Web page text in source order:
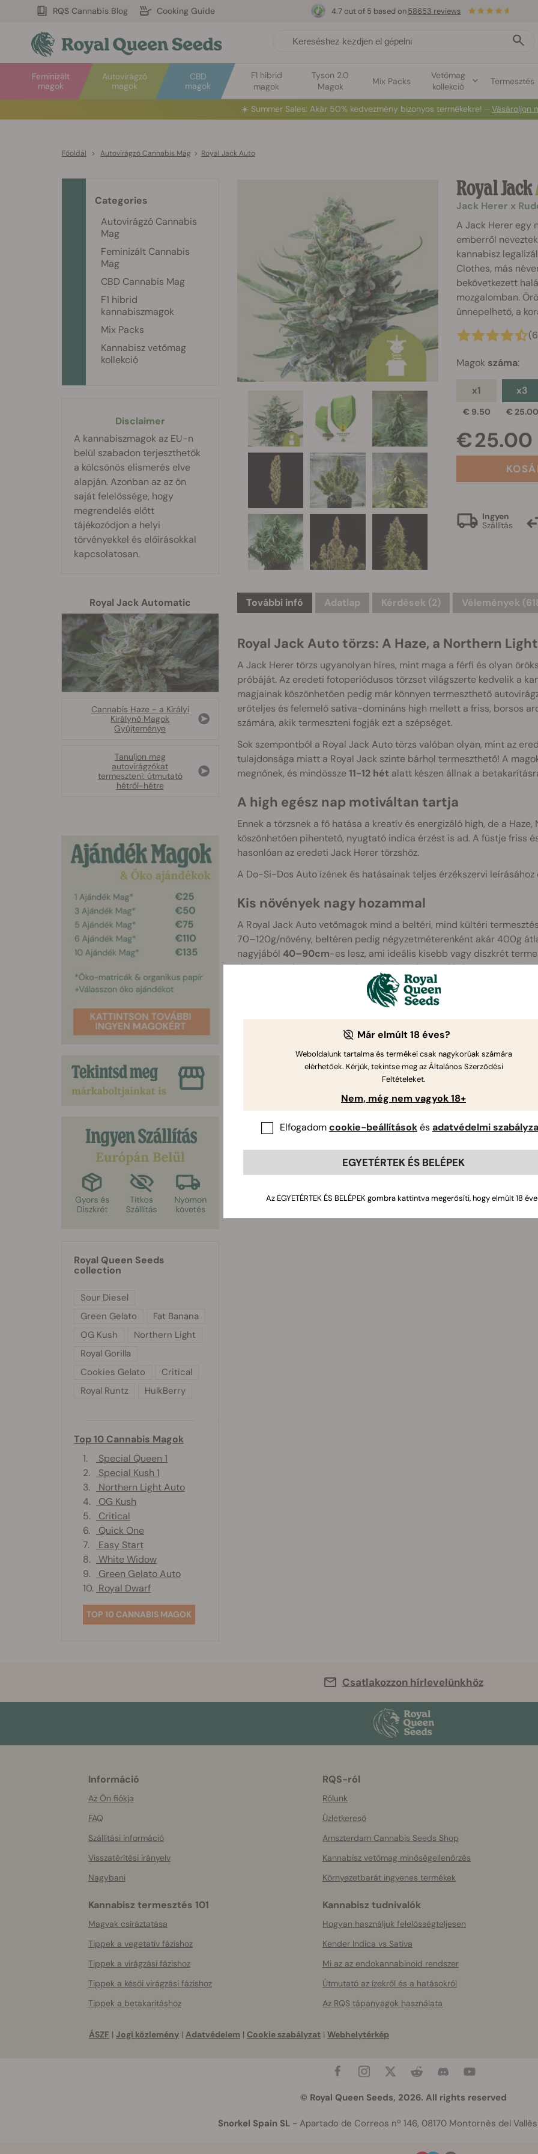
RQS Cannabis Blog Cooking Guide
Autovirágzó
magok
Feminizált
magok
CBD
magok
F1 hibrid
magok
Tyson 2.0
Magok
Mix Packs
Vetőmag
kollekció
Termesztés
4.7 out of 5 based on 58653 reviews
☀️ Summer Sales: Akár 50% kedvezmény bizonyos termékekre! ⏤ Vásároljon
Főoldal > Autovirágzó Cannabis Mag > Royal Jack Auto
Royal Jack
Jack Herer x
A Jack Herer egy
emberről
kannabisz
Clothes, más
bekövetkezett
mozgalomban.
ünnepelhető, a
Magok száma:
x1
€ 9.50
x3
€ 25.00
€ 25.00
Ingyen
Szállítás
További infó Adatlap Kérdések (2) Vélemények
Royal Jack Auto törzs: A Haze, a Northern
A Jack Herer törzs ugyanolyan híres, mint maga a férfi és olyan
próbáját. Az eredeti fotoperiódusos törzset világszerte kedvelik a
magjainak köszönhetően pedig már könnyen termeszthető
erőteljes és felemelő sativa-domináns high mellett a friss, borsos
számára, akik termeszteni fogják ezt a szépséget.
Sok szempontból a Royal Jack Auto törzs valóban olyan, mint az
tulajdonsága miatt a Royal Jack szinte bárhol termeszthető! A
megnőnek, és mindössze11-12 hét alatt készen állnak a
A high egész nap motiváltan tartja
Ennek a törzsnek a fő hatása a kreatív és energizáló high, de a
köszönhetően pihentető, nyugtató indica érzést is ad. A füstje friss
hasonlóan az eredeti Jack Herer törzshöz.
A Do-Si-Dos Auto ízének és hatásainak teljes érzékszervi
Kis növények nagy hozammal
A Royal Jack Auto vetőmagok mind a beltéri, mind kültéri
70–120g/növény, beltéren pedig négyzetméterenként akár 400g
nagyjából 40–90cm-es lesz, ami ideális kisebb vagy diszkrét
tiszteleg Jack Herer, a Kender császára előtt ezekkel a nagyszerű
Categories
Autovirágzó Cannabis
Mag
Feminizált Cannabis
Mag
CBD Cannabis Mag
F1 hibrid
kannabiszmagok
Mix Packs
Kannabisz vetőmag
kollekció
Disclaimer
A kannabiszmagok az EU-n
belül szabadon terjeszthetők
a kölcsönös elismerés elve
alapján. Azonban az az ön
saját felelőssége, hogy
megrendelés előtt
tájékozódjon a helyi
törvényekkel és előírásokkal
kapcsolatosan.
Royal Jack Automatic
Cannabis Haze - a Királyi
Királynő Magok
Gyűjteménye
Tanuljon meg
autovirágzókat
termeszteni: útmutató
hétről-hétre
Royal Queen Seeds
collection
Sour Diesel
Green Gelato
Fat Banana
OG Kush
Northern Light
Royal Gorilla
Cookies Gelato
Critical
Royal Runtz
HulkBerry
Top 10 Cannabis Magok
1.
Special Queen 1
2.
Special Kush 1
3.
Northern Light Auto
4.
OG Kush
5.
Critical
6.
Quick One
7.
Easy Start
8.
White Widow
9.
Green Gelato Auto
10. Royal Dwarf
TOP 10 CANNABIS MAGOK
Csatlakozzon hírlevelünkhöz
Információ
Az Ön fiókja
FAQ
Szállítási információ
Visszatérítési irányelv
Nagybani
RQS-ról
Rólunk
Üzletkereső
Amszterdam Cannabis Seeds Shop
Kannabisz vetőmag minőségellenőrzés
Környezetbarát ingyenes termékek
Kannabisz termesztés 101
Magvak csíráztatása
Tippek a vegetatív fázishoz
Tippek a virágzási fázishoz
Tippek a késői virágzási fázishoz
Tippek a betakarításhoz
Kannabisz tudnivalók
Hogyan használjuk felelősségteljesen
Kender Indica vs Sativa
Mi az az endokannabinoid rendszer
Útmutató az ízekről és a hatásokról
Az RQS tápanyagok használata
ÁSZF | Jogi közlemény | Adatvédelem | Cookie szabályzat | Webhelytérkép
© Royal Queen Seeds, 2026. All rights reserved
Snorkel Spain SL - Apartado de Correos nº 146, 08170 Montornès del
Már elmúlt 18 éves?
Weboldalunk tartalma és termékei csak nagykorúak számára
elérhetőek. Kérjük, tekintse meg az Általános Szerződési
Feltételeket.
Nem, még nem vagyok 18+
Elfogadomcookie-beállításokésadatvédelmi
EGYETÉRTEK ÉS BELÉPEK
Az EGYETÉRTEK ÉS BELÉPEK gombra kattintva megerősíti, hogy elmúlt 18